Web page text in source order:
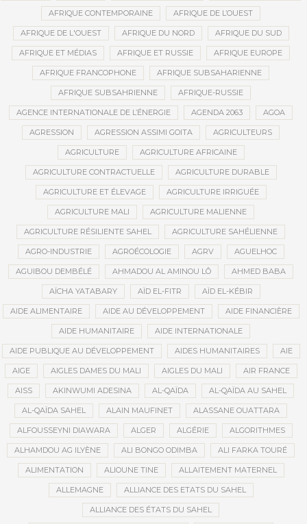
AFRIQUE CONTEMPORAINE AFRIQUE DE L’OUEST
AFRIQUE DE L'OUEST AFRIQUE DU NORD AFRIQUE DU SUD
AFRIQUE ET MÉDIAS AFRIQUE ET RUSSIE AFRIQUE EUROPE
AFRIQUE FRANCOPHONE AFRIQUE SUBSAHARIENNE
AFRIQUE SUBSAHRIENNE AFRIQUE-RUSSIE
AGENCE INTERNATIONALE DE L’ÉNERGIE AGENDA 2063 AGOA
AGRESSION AGRESSION ASSIMI GOITA AGRICULTEURS
AGRICULTURE AGRICULTURE AFRICAINE
AGRICULTURE CONTRACTUELLE AGRICULTURE DURABLE
AGRICULTURE ET ÉLEVAGE AGRICULTURE IRRIGUÉE
AGRICULTURE MALI AGRICULTURE MALIENNE
AGRICULTURE RÉSILIENTE SAHEL AGRICULTURE SAHÉLIENNE
AGRO-INDUSTRIE AGROÉCOLOGIE AGRV AGUELHOC
AGUIBOU DEMBÉLÉ AHMADOU AL AMINOU LÔ AHMED BABA
AÏCHA YATABARY AÏD EL-FITR AÏD EL-KÉBIR
AIDE ALIMENTAIRE AIDE AU DÉVELOPPEMENT AIDE FINANCIÈRE
AIDE HUMANITAIRE AIDE INTERNATIONALE
AIDE PUBLIQUE AU DÉVELOPPEMENT AIDES HUMANITAIRES AIE
AIGE AIGLES DAMES DU MALI AIGLES DU MALI AIR FRANCE
AISS AKINWUMI ADESINA AL-QAÏDA AL-QAÏDA AU SAHEL
AL-QAÏDA SAHEL ALAIN MAUFINET ALASSANE OUATTARA
ALFOUSSEYNI DIAWARA ALGER ALGÉRIE ALGORITHMES
ALHAMDOU AG ILYÈNE ALI BONGO ODIMBA ALI FARKA TOURÉ
ALIMENTATION ALIOUNE TINE ALLAITEMENT MATERNEL
ALLEMAGNE ALLIANCE DES ETATS DU SAHEL
ALLIANCE DES ÉTATS DU SAHEL